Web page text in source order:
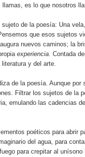
es lo que nosotros
de la poesía: Una
que esos sujetos
nuevos caminos; la
experiencia. Contada
y del arte.
de la poesía. Aunque por
Filtrar los sujetos de la
emulando las cadencias
poéticos para abrir
del agua, para
para crepitar al